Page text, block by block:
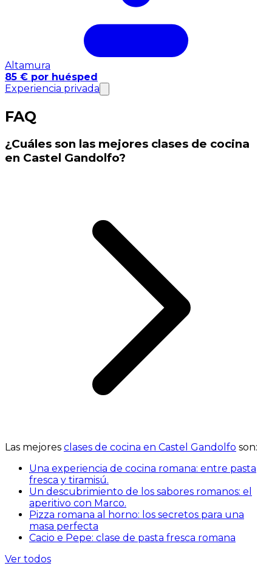
Altamura
85 € por huésped
Experiencia privada
FAQ
¿Cuáles son las mejores clases de cocina
en Castel Gandolfo?
Las mejores clases de cocina en Castel Gandolfo son:
Una experiencia de cocina romana: entre pasta
fresca y tiramisú.
Un descubrimiento de los sabores romanos: el
aperitivo con Marco.
Pizza romana al horno: los secretos para una
masa perfecta
Cacio e Pepe: clase de pasta fresca romana
Ver todos